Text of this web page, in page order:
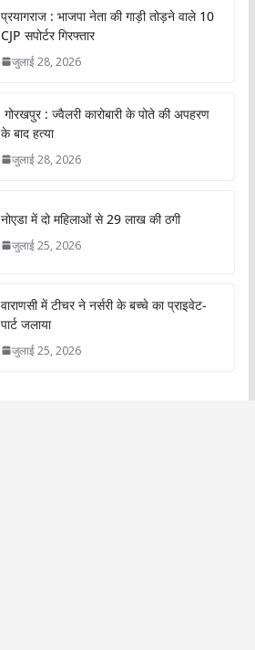
प्रयागराज : भाजपा नेता की गाड़ी तोड़ने वाले 10
CJP सपोर्टर गिरफ्तार
जुलाई 28, 2026
गोरखपुर : ज्वैलरी कारोबारी के पोते की अपहरण
के बाद हत्या
जुलाई 28, 2026
नोएडा में दो महिलाओं से 29 लाख की ठगी
जुलाई 25, 2026
वाराणसी में टीचर ने नर्सरी के बच्चे का प्राइवेट-
पार्ट जलाया
जुलाई 25, 2026